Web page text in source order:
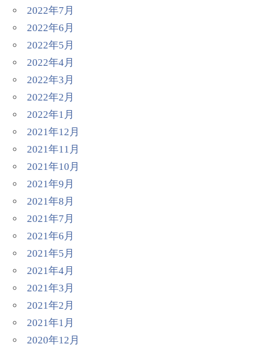
2022年7月
2022年6月
2022年5月
2022年4月
2022年3月
2022年2月
2022年1月
2021年12月
2021年11月
2021年10月
2021年9月
2021年8月
2021年7月
2021年6月
2021年5月
2021年4月
2021年3月
2021年2月
2021年1月
2020年12月